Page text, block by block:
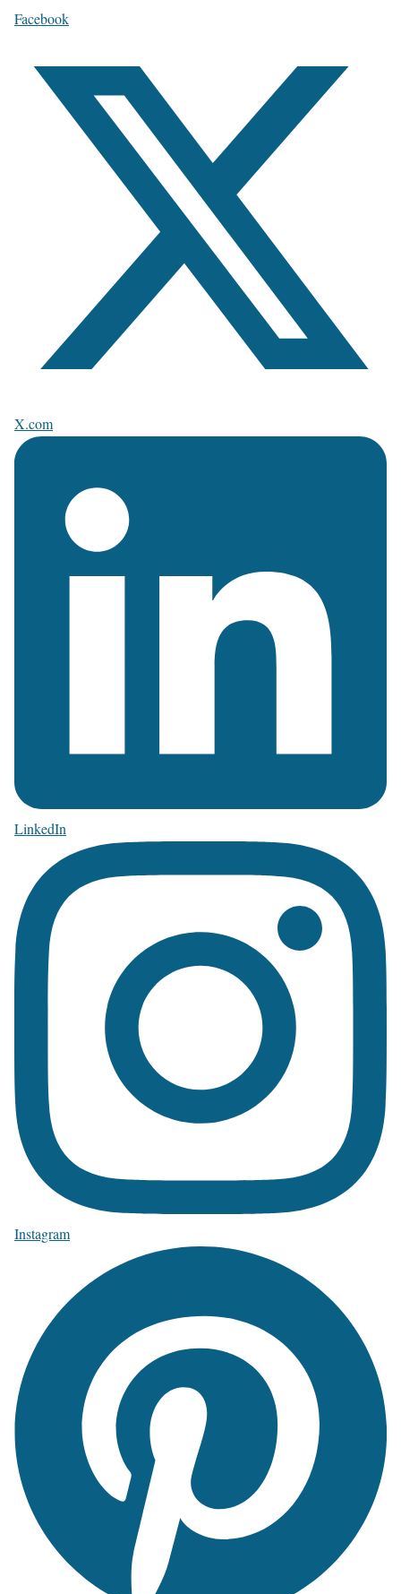
Facebook
X.com
LinkedIn
Instagram